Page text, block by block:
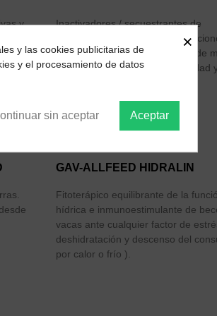
y
Inactivadores / secuestrantes de
micotoxinas específicos para
base ensilados de primavera y de
Incluye regeneradores la motilidad
GAV-ALLFEED HIDRALIN
Fitoterápico equilibrante de la
hídrica e inmunoestimulante de
vacas ante cualquier factor de
deshidratación y descenso del
por calor o frío ).
×
y las cookies publicitarias de
y el procesamiento de datos
Aceptar
sin aceptar